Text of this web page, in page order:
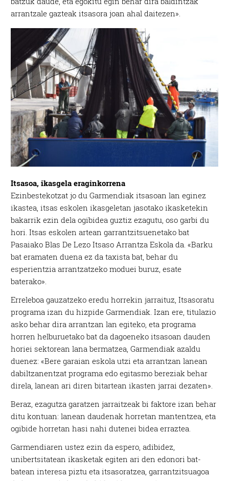
arrantzale gazteak itsasora joan ahal daitezen».
Itsasoa, ikasgela eraginkorrena
Ezinbestekotzat jo du Garmendiak itsasoan lan eginez
ikastea, itsas eskolen ikasgeletan jasotako ikasketekin
bakarrik ezin dela ogibidea guztiz ezagutu, oso garbi du
hori. Itsas eskolen artean garrantzitsuenetako bat
Pasaiako Blas De Lezo Itsaso Arrantza Eskola da. «Barku
bat eramaten duena ez da taxista bat, behar du
esperientzia arrantzatzeko moduei buruz, esate
baterako».
Erreleboa gauzatzeko eredu horrekin jarraituz, Itsasoratu
programa izan du hizpide Garmendiak. Izan ere, titulazio
asko behar dira arrantzan lan egiteko, eta programa
horren helburuetako bat da dagoeneko itsasoan dauden
horiei sektorean lana bermatzea, Garmendiak azaldu
duenez: «Bere garaian eskola utzi eta arrantzan lanean
dabiltzanentzat programa edo egitasmo bereziak behar
direla, lanean ari diren bitartean ikasten jarrai dezaten».
Beraz, ezagutza garatzen jarraitzeak bi faktore izan behar
ditu kontuan: lanean daudenak horretan mantentzea, eta
ogibide horretan hasi nahi dutenei bidea erraztea.
Garmendiaren ustez ezin da espero, adibidez,
unibertsitatean ikasketak egiten ari den edonori bat-
batean interesa piztu eta itsasoratzea, garrantzitsuagoa